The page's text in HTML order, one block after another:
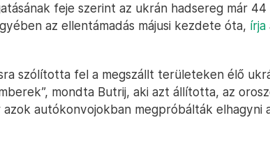
feje szerint az ukrán hadsereg már 44
az ellentámadás májusi kezdete óta, írja
szólította fel a megszállt területeken élő
mondta Butrij, aki azt állította, az
autókonvojokban megpróbálták elhagyni